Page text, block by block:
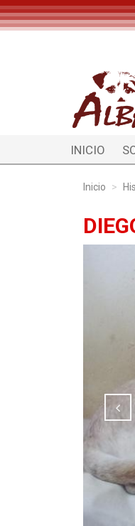
INICIO
Inicio